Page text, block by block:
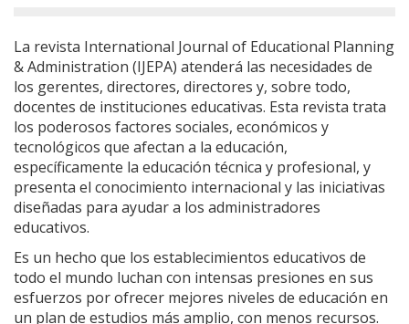
La revista International Journal of Educational Planning
& Administration (IJEPA) atenderá las necesidades de
los gerentes, directores, directores y, sobre todo,
docentes de instituciones educativas. Esta revista trata
los poderosos factores sociales, económicos y
tecnológicos que afectan a la educación,
específicamente la educación técnica y profesional, y
presenta el conocimiento internacional y las iniciativas
diseñadas para ayudar a los administradores
educativos.
Es un hecho que los establecimientos educativos de
todo el mundo luchan con intensas presiones en sus
esfuerzos por ofrecer mejores niveles de educación en
un plan de estudios más amplio, con menos recursos.